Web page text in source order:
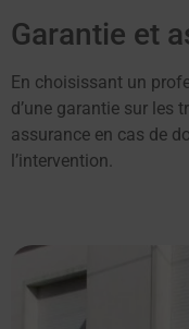
Garantie et
En choisissant un
d’une garantie sur les
assurance en cas de
l’intervention.